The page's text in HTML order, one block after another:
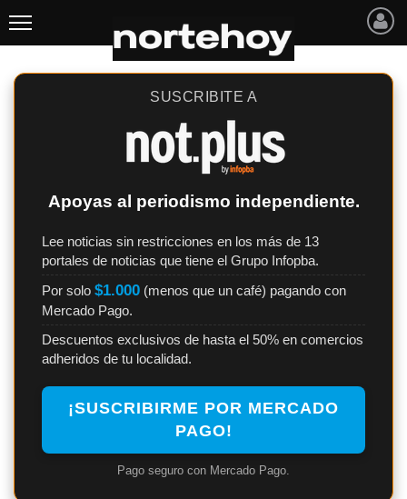
Últimas
NOTICIAS RECIENTES
RAMALLO
SAN PEDRO
PROVINCIA
ECONOMÍA Y NEGOCIOS
ULTIMAS NOTICIAS
TEMAS DESTACADOS
SUSCRIBITE A
Apoyas al periodismo independiente.
Lee noticias sin restricciones en los más de 13
portales de noticias que tiene el Grupo Infopba.
Por solo $1.000 (menos que un café) pagando con
Mercado Pago.
Descuentos exclusivos de hasta el 50% en comercios
adheridos de tu localidad.
¡SUSCRIBIRME POR MERCADO
PAGO!
Pago seguro con Mercado Pago.